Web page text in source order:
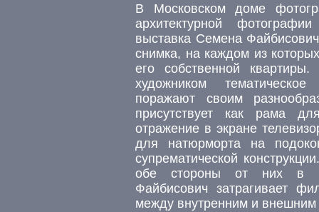
В Московском доме
архитектурной
выставка Семена
снимка, на каждом из
его собственной
художником
поражают своим
присутствует как рама
отражение в экране
для натюрморта на
супрематической
обе стороны от них в
Файбисович затрагивает
между внутренним и